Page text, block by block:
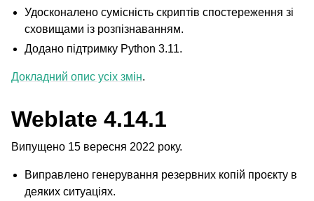
Удосконалено сумісність скриптів спостереження зі
сховищами із розпізнаванням.
Додано підтримку Python 3.11.
Докладний опис усіх змін.
Weblate 4.14.1
Випущено 15 вересня 2022 року.
Виправлено генерування резервних копій проєкту в
деяких ситуаціях.